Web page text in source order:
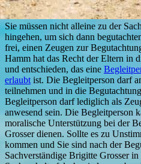
Sie müssen nicht alleine zu der
hingehen, um sich dann
frei, einen Zeugen zur
Hamm hat das Recht der Eltern in
und entschieden, das eine
erlaubt ist. Die Begleitperson darf
teilnehmen und in die
Begleitperson darf lediglich als
anwesend sein. Die Begleitperson
moralische Unterstützung bei der
Grosser dienen. Sollte es zu
kommen und Sie sind nach der
Sachverständige Brigitte Grosser